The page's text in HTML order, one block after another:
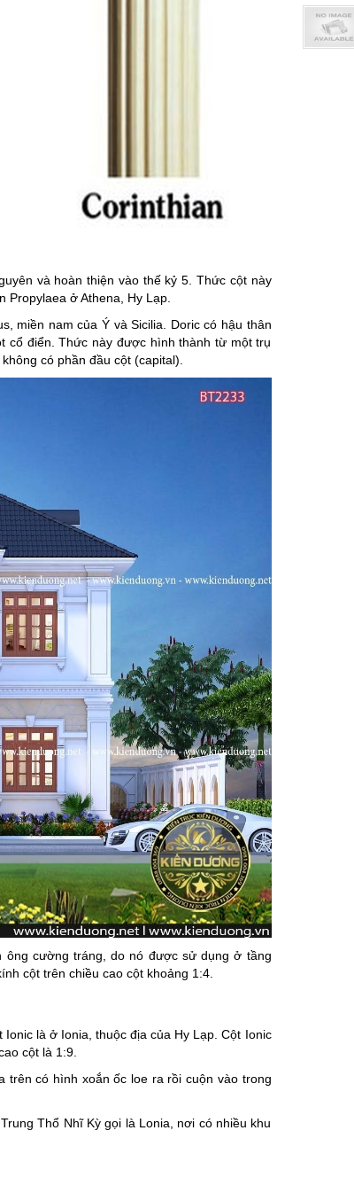
và hoàn thiện vào thế kỷ 5. Thức cột này
ở Athena, Hy Lạp.
miền nam của Ý và Sicilia. Doric có hậu thân
cổ điển. Thức này được hình thành từ một trụ
có phần đầu cột (capital).
cường tráng, do nó được sử dụng ở tầng
cột trên chiều cao cột khoảng 1:4.
là ở Ionia, thuộc địa của Hy Lạp. Cột Ionic
cột là 1:9.
có hình xoắn ốc loe ra rồi cuộn vào trong
Thổ Nhĩ Kỳ gọi là Lonia, nơi có nhiều khu